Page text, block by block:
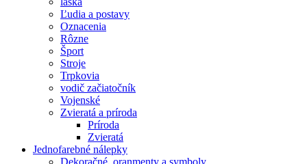
Ľudia a postavy
Oznacenia
Rôzne
Šport
Stroje
Trpkovia
vodič začiatočník
Vojenské
Zvieratá a príroda
Príroda
Zvieratá
Jednofarebné nálepky
Dekoračné, oranmenty a symboly